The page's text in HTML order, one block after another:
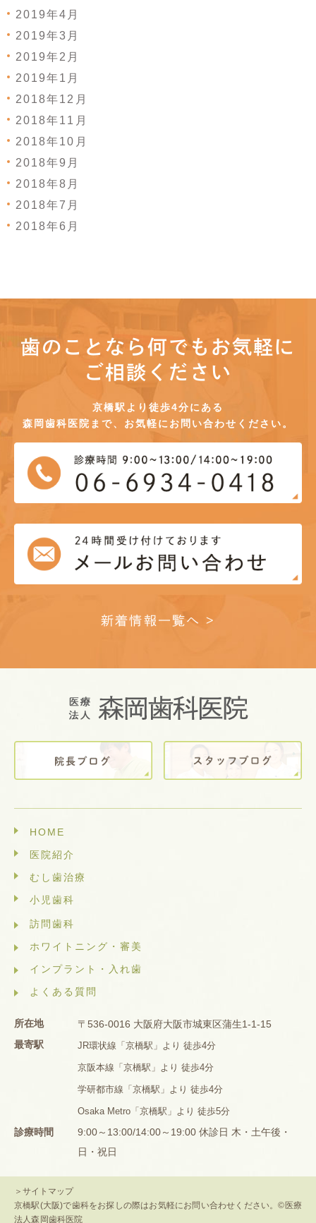
2019年4月
2019年3月
2019年2月
2019年1月
2018年12月
2018年11月
2018年10月
2018年9月
2018年8月
2018年7月
2018年6月
歯のことなら何でもお気軽に
ご相談ください
京橋駅より徒歩4分にある
森岡歯科医院まで、お気軽にお問い合わせください。
新着情報一覧へ >
HOME
医院紹介
むし歯治療
小児歯科
訪問歯科
ホワイトニング・審美
インプラント・入れ歯
よくある質問
所在地
〒536-0016 大阪府大阪市城東区蒲生1-1-15
最寄駅
JR環状線「京橋駅」より 徒歩4分
京阪本線「京橋駅」より 徒歩4分
学研都市線「京橋駅」より 徒歩4分
Osaka Metro「京橋駅」より 徒歩5分
診療時間
9:00～13:00/14:00～19:00 休診日 木・土午後・
日・祝日
＞サイトマップ
京橋駅(大阪)で歯科をお探しの際はお気軽にお問い合わせください。©医療
法人森岡歯科医院